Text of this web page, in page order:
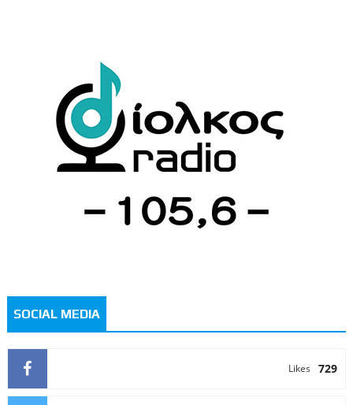
SOCIAL MEDIA
729
Likes